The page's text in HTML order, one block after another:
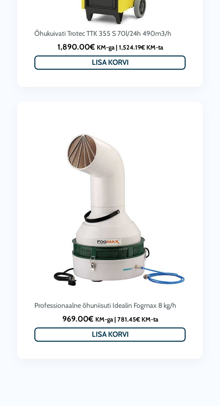
Õhukuivati Trotec TTK 355 S 70l/24h 490m3/h
1,890.00€ KM-ga | 1,524.19€KM-ta
LISA KORVI
Professionaalne õhuniisuti Idealin Fogmax 8 kg/h
969.00€ KM-ga | 781.45€KM-ta
LISA KORVI